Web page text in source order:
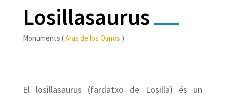
Losillasaurus
Monuments (Aras de los Olmos )
El losillasaurus (fardatxo de Losilla) és un